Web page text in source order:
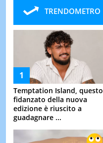
TRENDOMETRO
Temptation Island, questo
fidanzato della nuova
edizione è riuscito a
guadagnare ...